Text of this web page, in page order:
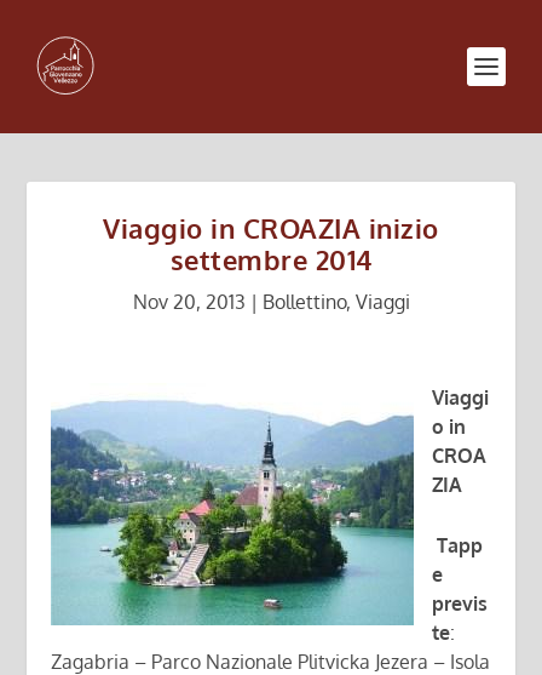
Viaggio in CROAZIA inizio
settembre 2014
Nov 20, 2013 | Bollettino, Viaggi
Viaggi
o in
CROA
ZIA
Tapp
e
previs
te:
Zagabria – Parco Nazionale Plitvicka Jezera – Isola